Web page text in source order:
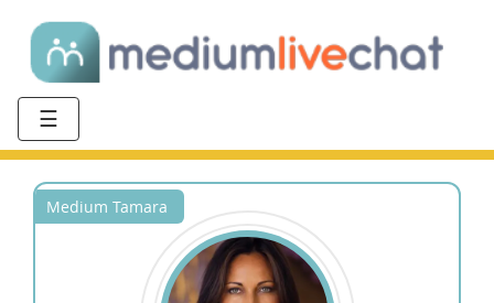
☰
Medium Tamara